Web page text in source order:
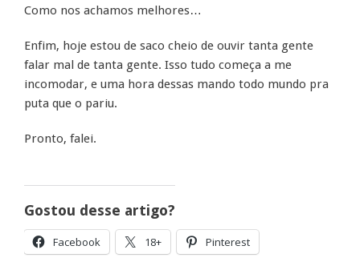
Como nos achamos melhores…
Enfim, hoje estou de saco cheio de ouvir tanta gente
falar mal de tanta gente. Isso tudo começa a me
incomodar, e uma hora dessas mando todo mundo pra
puta que o pariu.
Pronto, falei.
Gostou desse artigo?
Facebook 18+ Pinterest